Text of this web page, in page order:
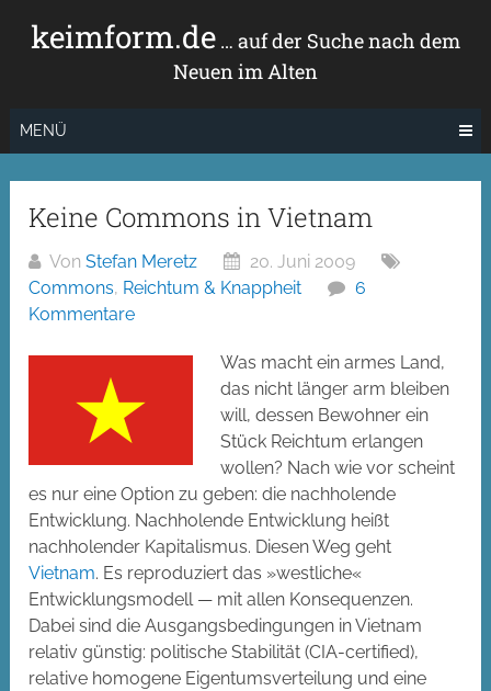
Inhaltkeimform.de… auf der Suche nach dem
Neuen im Alten
MENÜ
Keine Commons in Vietnam
VonStefan Meretz
20. Juni 2009
Commons, Reichtum & Knappheit
6
Kommentare
Was macht ein armes Land,
das nicht länger arm bleiben
will, dessen Bewohner ein
Stück Reichtum erlangen
wollen? Nach wie vor scheint
es nur eine Option zu geben: die nachholende
Entwicklung. Nachholende Entwicklung heißt
nachholender Kapitalismus. Diesen Weg geht
Vietnam. Es reproduziert das »westliche«
Entwicklungsmodell — mit allen Konsequenzen.
Dabei sind die Ausgangsbedingungen in Vietnam
relativ günstig: politische Stabilität (CIA-certified),
relative homogene Eigentumsverteilung und eine